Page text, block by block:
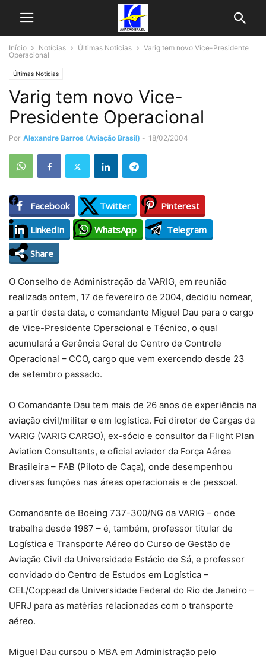
Início Notícias Últimas Noticias
Varig tem novo Vice-Presidente
Operacional
Últimas Noticias
Varig tem novo Vice-
Presidente Operacional
Por Alexandre Barros (Aviação Brasil) - 18/02/2004
Facebook Twitter
Pinterest
LinkedIn
WhatsApp
Telegram
Share
O Conselho de Administração da VARIG, em reunião
realizada ontem, 17 de fevereiro de 2004, decidiu nomear,
a partir desta data, o comandante Miguel Dau para o cargo
de Vice-Presidente Operacional e Técnico, o qual
acumulará a Gerência Geral do Centro de Controle
Operacional – CCO, cargo que vem exercendo desde 23
de setembro passado.
O Comandante Dau tem mais de 26 anos de experiência na
aviação civil/militar e em logística. Foi diretor de Cargas da
VARIG (VARIG CARGO), ex-sócio e consultor da Flight Plan
Aviation Consultants, e oficial aviador da Força Aérea
Brasileira – FAB (Piloto de Caça), onde desempenhou
diversas funções nas áreas operacionais e de pessoal.
Comandante de Boeing 737-300/NG da VARIG – onde
trabalha desde 1987 – é, também, professor titular de
Logística e Transporte Aéreo do Curso de Gestão de
Aviação Civil da Universidade Estácio de Sá, e professor
convidado do Centro de Estudos em Logística –
CEL/Coppead da Universidade Federal do Rio de Janeiro –
UFRJ para as matérias relacionadas com o transporte
aéreo.
Miguel Dau cursou o MBA em Administração pelo